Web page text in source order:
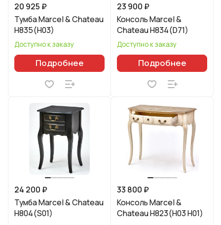
20 925 ₽
Тумба Marcel & Chateau
H835(H03)
Доступно к заказу
Подробнее
23 900 ₽
Консоль Marcel &
Chateau H834(D71)
Доступно к заказу
Подробнее
24 200 ₽
Тумба Marcel & Chateau
H804(S01)
33 800 ₽
Консоль Marcel &
Chateau H823(H03 H01)